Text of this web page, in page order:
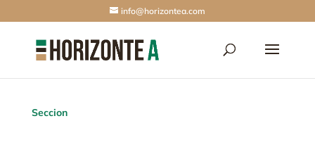
info@horizontea.com
Seccion